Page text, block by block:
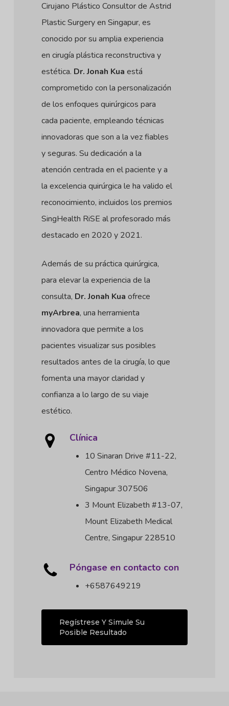
Cirujano Plástico Consultor de Astrid
Plastic Surgery en Singapur, es
conocido por su amplia experiencia
en cirugía plástica reconstructiva y
estética. Dr. Jonah Kua está
comprometido con la personalización
de los enfoques quirúrgicos para
cada paciente, empleando técnicas
innovadoras que son a la vez fiables
y seguras. Su dedicación a la
atención centrada en el paciente y a
la excelencia quirúrgica le ha valido el
reconocimiento, incluidos los premios
SingHealth RiSE al profesorado más
destacado en 2020 y 2021.
Además de su práctica quirúrgica,
para elevar la experiencia de la
consulta, Dr. Jonah Kua ofrece
myArbrea, una herramienta
innovadora que permite a los
pacientes visualizar sus posibles
resultados antes de la cirugía, lo que
fomenta una mayor claridad y
confianza a lo largo de su viaje
estético.
Clínica
10 Sinaran Drive #11-22,
Centro Médico Novena,
Singapur 307506
3 Mount Elizabeth #13-07,
Mount Elizabeth Medical
Centre, Singapur 228510
Póngase en contacto con
+6587649219
Regístrese Y Simule Su
Posible Resultado